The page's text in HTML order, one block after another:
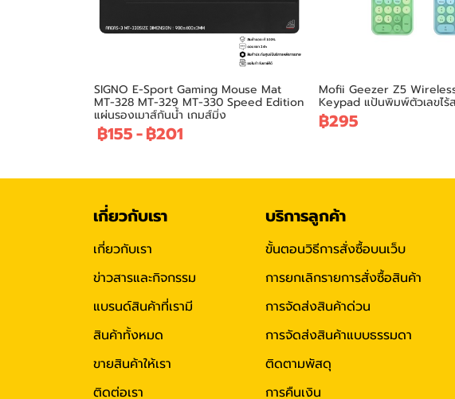
SIGNO E-Sport Gaming Mouse Mat
MT-328 MT-329 MT-330 Speed Edition
แผ่นรองเมาส์กันน้ำ เกมส์มิ่ง
฿155-฿201
Mofii Geezer Z5
Keypad แป้นพิมพ์ตัวเลขไร้
฿295
เกี่ยวกับเรา
เกี่ยวกับเรา
ข่าวสารและกิจกรรม
แบรนด์สินค้าที่เรามี
สินค้าทั้งหมด
ขายสินค้าให้เรา
ติดต่อเรา
บริการลูกค้า
ขั้นตอนวิธีการสั่งซื้อบนเว็บ
การยกเลิกรายการสั่งซื้อสินค้า
การจัดส่งสินค้าด่วน
การจัดส่งสินค้าแบบธรรมดา
ติดตามพัสดุ
การคืนเงิน